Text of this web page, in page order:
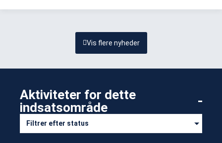
Vis flere nyheder
Aktiviteter for dette
indsatsområde​
Filtrer efter status